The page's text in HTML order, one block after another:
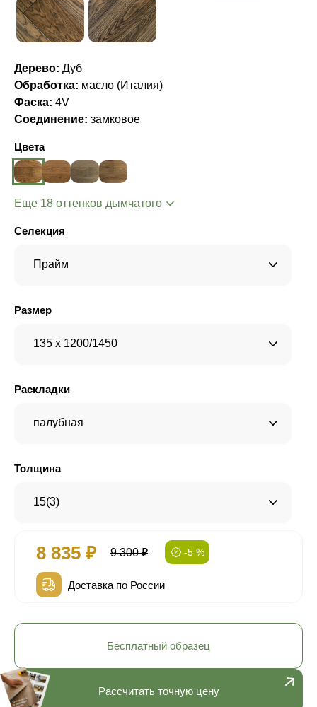
Дерево: Дуб
Обработка: масло (Италия)
Фаска: 4V
Соединение: замковое
Цвета
Еще 18 оттенков дымчатого
Селекция
Прайм
Размер
135 x 1200/1450
Раскладки
палубная
Толщина
15(3)
8 835 ₽ 9 300 ₽ -5 %
Доставка по России
Рассчитать точную цену
Бесплатный образец